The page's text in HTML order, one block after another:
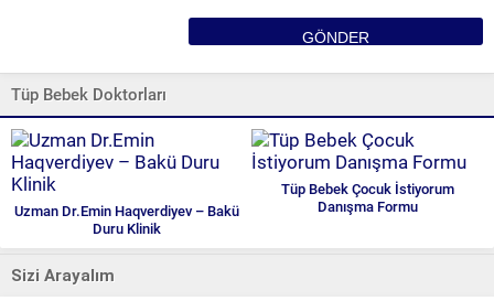
Tüp Bebek Doktorları
Uzman Dr.Emin Haqverdiyev – Bakü
Duru Klinik
Tüp Bebek Çocuk İstiyorum
Danışma Formu
Sizi Arayalım